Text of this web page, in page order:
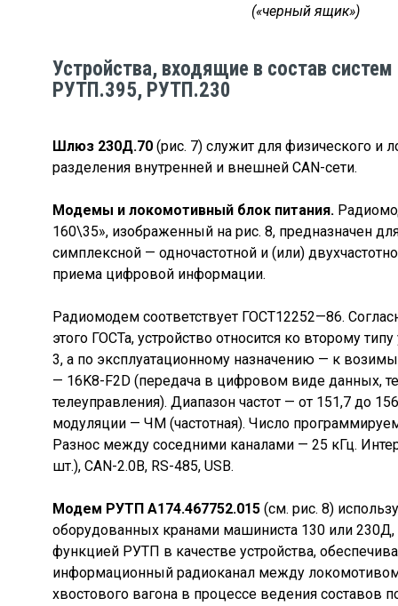
(«черный ящик»)
Устройства, входящие в состав
РУТП.395, РУТП.230
Шлюз 230Д.70 (рис. 7) служит для физического и
разделения внутренней и внешней CAN-сети.
Модемы и локомотивный блок питания.
160\35», изображенный на рис. 8, предназначен
симплексной — одночастотной и (или)
приема цифровой информации.
Радиомодем соответствует ГОСТ12252—86.
этого ГОСТа, устройство относится ко второму
3, а по эксплуатационному назначению — к
— 16K8-F2D (передача в цифровом виде данных,
телеуправления). Диапазон частот — от 151,7 до
модуляции — ЧМ (частотная). Число
Разнос между соседними каналами — 25 кГц.
шт.), CAN-2.0B, RS-485, USB.
Модем РУТП А174.467752.015 (см. рис. 8)
оборудованных кранами машиниста 130 или 230Д,
функцией РУТП в качестве устройства,
информационный радиоканал между
хвостового вагона в процессе ведения составов